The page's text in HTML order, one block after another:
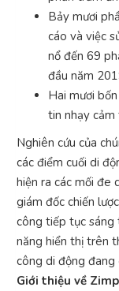
Bảy mươi
cáo và việc
nổ đến 69
đầu năm
Hai mươi
tin nhạy
Nghiên cứu của
các điểm cuối di
hiện ra các mối đe
giám đốc chiến
công tiếp tục sáng
năng hiển thị trên
công di động đang
Giới thiệu về